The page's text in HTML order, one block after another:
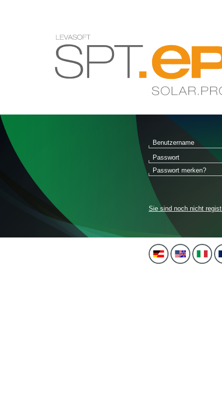
Benutzername
Passwort
Passwort merken?
Sie sind noch nicht